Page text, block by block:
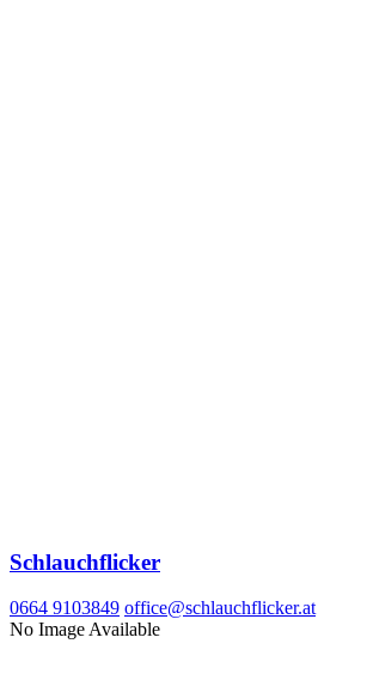
Schlauchflicker
0664 9103849 office@schlauchflicker.at
No Image Available